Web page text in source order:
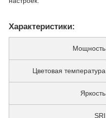
Характеристики:
Мощность
Цветовая температура
Яркость
SRI